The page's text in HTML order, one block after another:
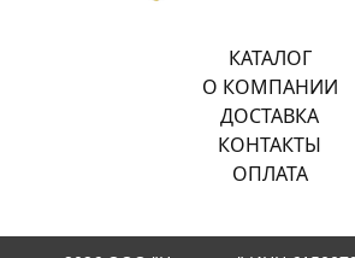
КАТАЛОГ
О КОМПАНИИ
ДОСТАВКА
КОНТАКТЫ
ОПЛАТА